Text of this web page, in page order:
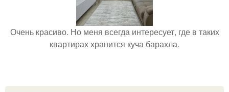
Очень красиво. Но меня всегда интересует, где в таких
квартирах хранится куча барахла.